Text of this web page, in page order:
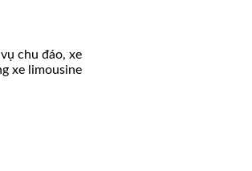
chu đáo, xe
xe limousine